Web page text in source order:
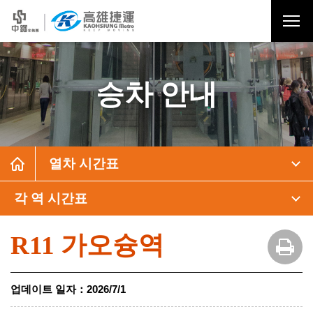
승차 안내
열차 시간표
각 역 시간표
R11 가오슝역
업데이트 일자： 2026/7/1